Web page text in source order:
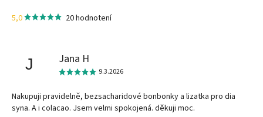
5,0 20 hodnotení
J Jana H
9.3.2026
Nakupuji pravidelně, bezsacharidové bonbonky a lizatka pro dia
syna. A i colacao. Jsem velmi spokojená. děkuji moc.